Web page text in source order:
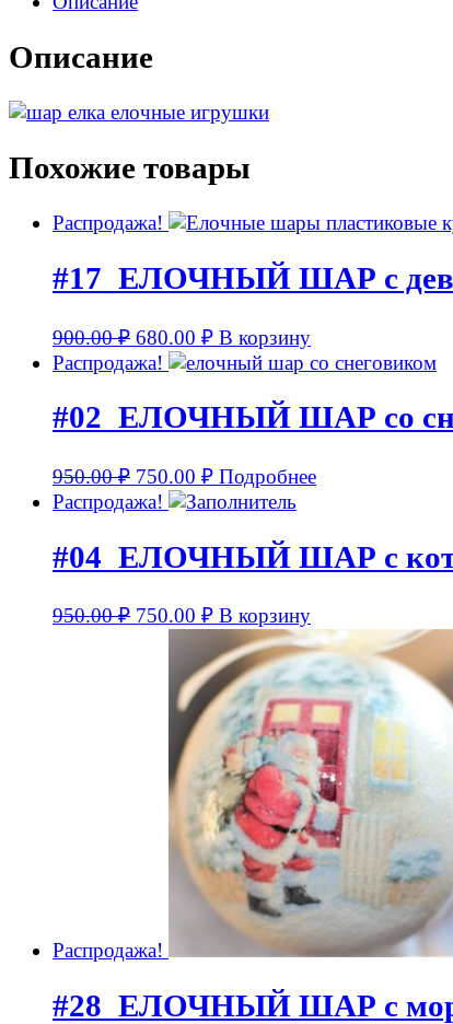
Описание
Похожие товары
Распродажа!
#17_ЕЛОЧНЫЙ ШАР с
900.00₽ 680.00 ₽ В корзину
Распродажа!
#02_ЕЛОЧНЫЙ ШАР со
950.00₽ 750.00 ₽ Подробнее
Распродажа!
#04_ЕЛОЧНЫЙ ШАР с
950.00₽ 750.00 ₽ В корзину
Распродажа!
#28_ЕЛОЧНЫЙ ШАР с